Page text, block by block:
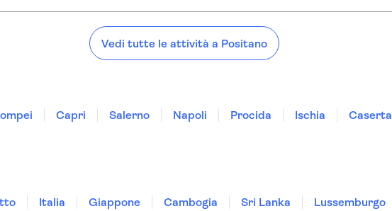
Vedi tutte le attività a Positano
Capri Salerno Napoli Procida Ischia Caserta
Italia Giappone Cambogia Sri Lanka Lussemburgo